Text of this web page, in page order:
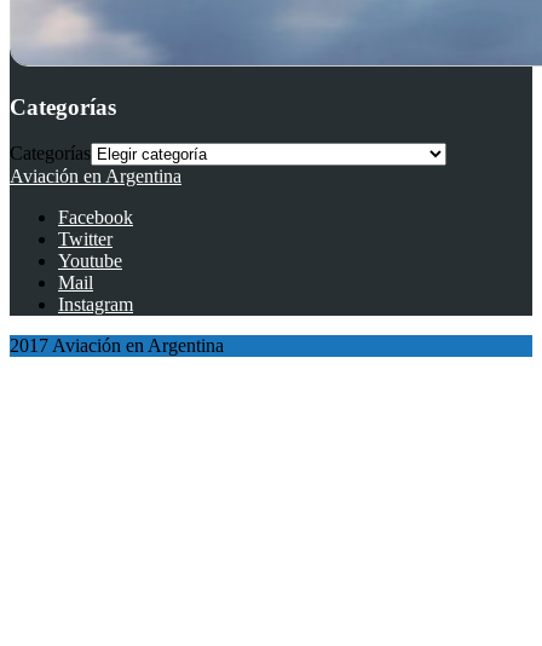
Categorías
Categorías
Aviación en Argentina
Facebook
Twitter
Youtube
Mail
Instagram
2017 Aviación en Argentina